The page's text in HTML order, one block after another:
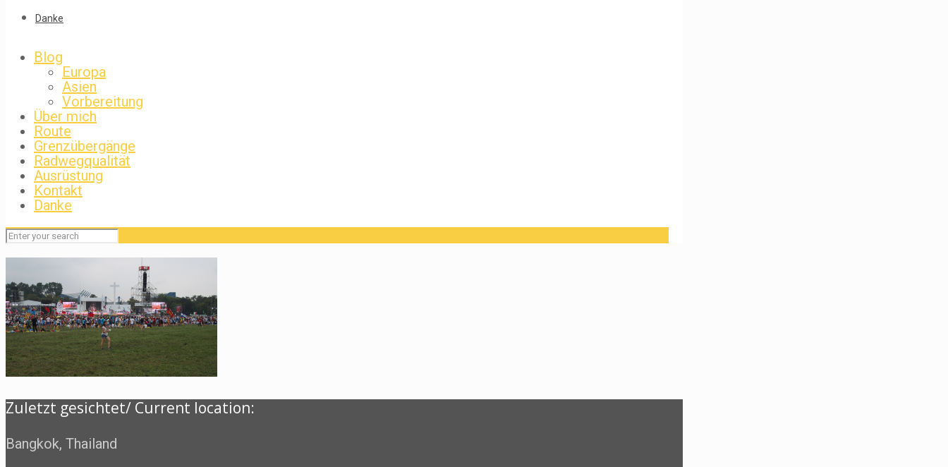
Danke
Blog
Europa
Asien
Vorbereitung
Über mich
Route
Grenzübergänge
Radwegqualität
Ausrüstung
Kontakt
Danke
Zuletzt gesichtet/ Current location:
Bangkok, Thailand